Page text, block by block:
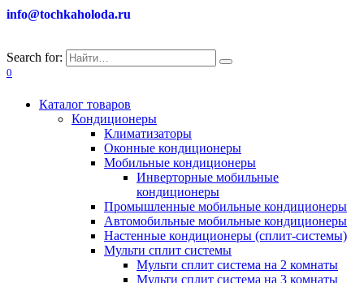
info@tochkaholoda.ru
Search for:
0
Каталог товаров
Кондиционеры
Климатизаторы
Оконные кондиционеры
Мобильные кондиционеры
Инверторные мобильные
кондиционеры
Промышленные мобильные кондиционеры
Автомобильные мобильные кондиционеры
Настенные кондиционеры (сплит-системы)
Мульти сплит системы
Мульти сплит система на 2 комнаты
Мульти сплит система на 3 комнаты